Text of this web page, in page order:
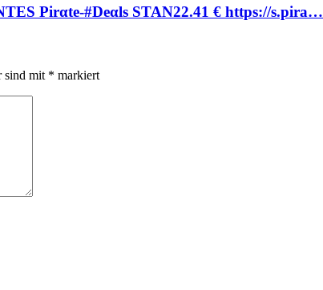
Pirαtе-#Dеαls STAN22.41 € https://s.pira…
sind mit * markiert